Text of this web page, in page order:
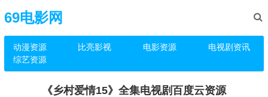
69电影网
动漫资源 比亮影视 电影资源
电视剧资讯
综艺资源
《乡村爱情15》全集电视剧百度云资源